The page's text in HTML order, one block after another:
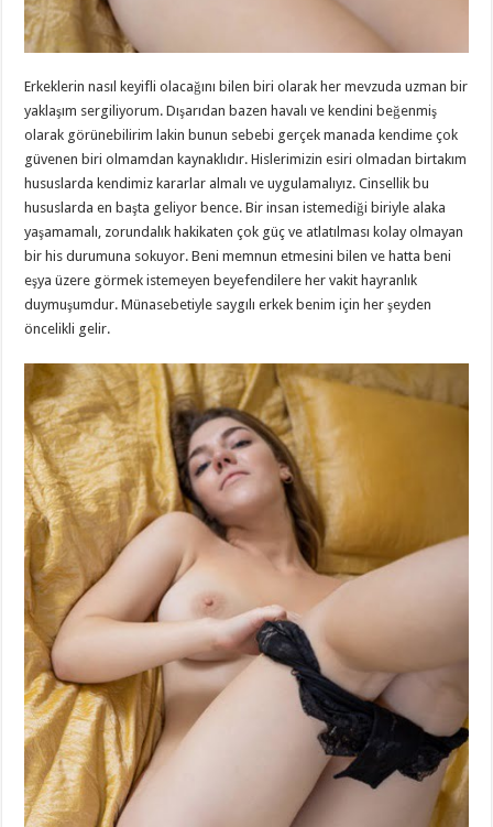
Erkeklerin nasıl keyifli olacağını bilen biri olarak her mevzuda uzman bir
yaklaşım sergiliyorum. Dışarıdan bazen havalı ve kendini beğenmiş
olarak görünebilirim lakin bunun sebebi gerçek manada kendime çok
güvenen biri olmamdan kaynaklıdır. Hislerimizin esiri olmadan birtakım
hususlarda kendimiz kararlar almalı ve uygulamalıyız. Cinsellik bu
hususlarda en başta geliyor bence. Bir insan istemediği biriyle alaka
yaşamamalı, zorundalık hakikaten çok güç ve atlatılması kolay olmayan
bir his durumuna sokuyor. Beni memnun etmesini bilen ve hatta beni
eşya üzere görmek istemeyen beyefendilere her vakit hayranlık
duymuşumdur. Münasebetiyle saygılı erkek benim için her şeyden
öncelikli gelir.